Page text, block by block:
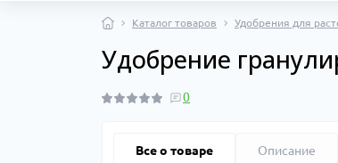
Каталог товаров Удобрения для
Удобрение
0
Все о товаре Описание